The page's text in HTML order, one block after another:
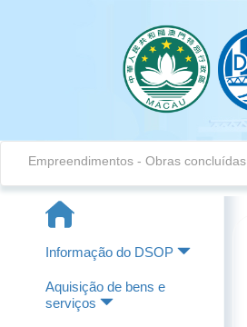
Empreendimentos - Obras concluídas
Informação do DSOP
Aquisição de bens e
serviços